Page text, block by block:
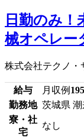
日勤のみ
械オペレー
株式会社テクノ・
給与 月収例
勤務地 茨城県
寮・社
宅
なし